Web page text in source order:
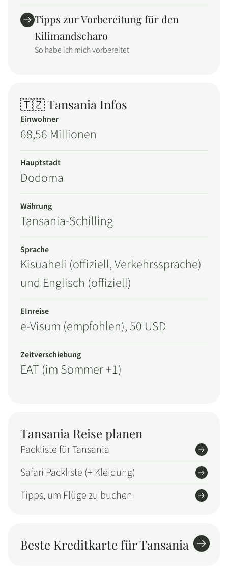
Tipps zur Vorbereitung für den
Kilimandscharo
So habe ich mich vorbereitet
🇹🇿 Tansania Infos
Einwohner
68,56 Millionen
Hauptstadt
Dodoma
Währung
Tansania-Schilling
Sprache
Kisuaheli (offiziell, Verkehrssprache)
und Englisch (offiziell)
EInreise
e-Visum (empfohlen), 50 USD
Zeitverschiebung
EAT (im Sommer +1)
Tansania Reise planen
Packliste für Tansania
Safari Packliste (+ Kleidung)
Tipps, um Flüge zu buchen
Beste Kreditkarte für Tansania